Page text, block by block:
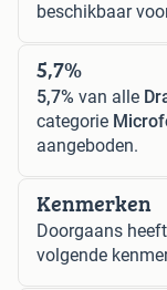
beschikbaar
5,7%
5,7% van alle
categorie
aangeboden.
Kenmerken
Doorgaans
volgende